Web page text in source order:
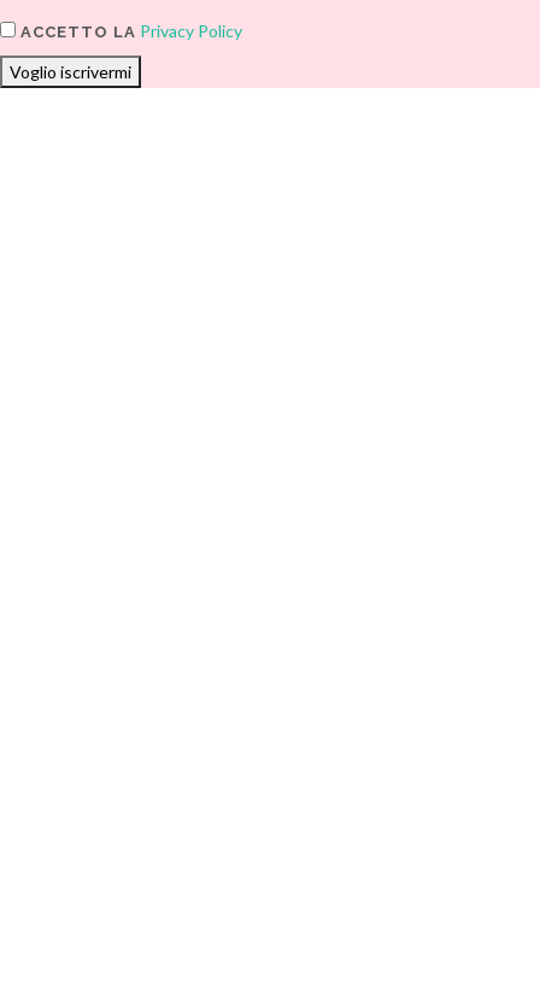
ACCETTO LA Privacy Policy
Voglio iscrivermi